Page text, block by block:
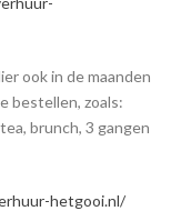
ook in de maanden
bestellen, zoals:
brunch, 3 gangen
hetgooi.nl/